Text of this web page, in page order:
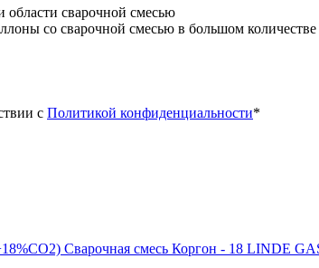
сварочной смесью
со сварочной смесью в большом количестве
с Политикой конфиденциальности*
Сварочная смесь Коргон - 18 LINDE